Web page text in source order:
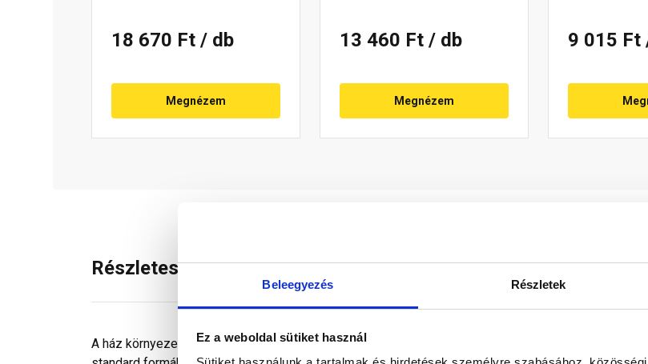
Beleegyezés Részletek
Ez a weboldal sütiket használ
18 670 Ft / db
Megnézem
13 460 Ft / db
Megnézem
9 015 Ft
Részletes leírás
A ház környezetének kialakításában avirágtartó edények
nem csak dekorációs elemeként, de